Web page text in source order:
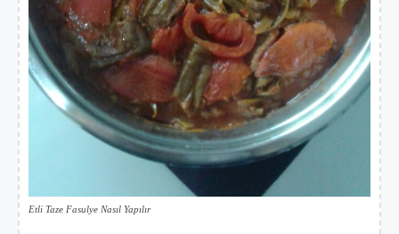
Etli Taze Fasulye Nasıl Yapılır